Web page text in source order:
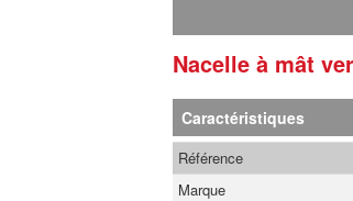
Nacelle à mât
Caractéristiques
Référence
Marque